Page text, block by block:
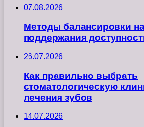
07.08.2026
Методы балансировки
поддержания
26.07.2026
Как правильно выбрать
стоматологическую
лечения зубов
14.07.2026